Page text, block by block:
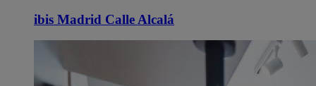
ibis Madrid Calle Alcalá